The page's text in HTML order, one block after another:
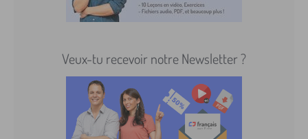
Veux-tu recevoir notre Newsletter ?